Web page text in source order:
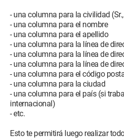
- una columna para la civilidad
- una columna para el nombre
- una columna para el apellido
- una columna para la línea de
- una columna para la línea de
- una columna para la línea de
- una columna para el código
- una columna para la ciudad
- una columna para el país (si
internacional)
- etc.
Esto te permitirá luego realizar